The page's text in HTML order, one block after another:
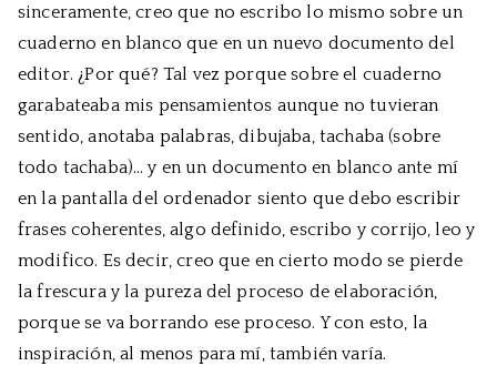
sinceramente, creo que no escribo lo mismo sobre un
cuaderno en blanco que en un nuevo documento del
editor. ¿Por qué? Tal vez porque sobre el cuaderno
garabateaba mis pensamientos aunque no tuvieran
sentido, anotaba palabras, dibujaba, tachaba (sobre
todo tachaba)… y en un documento en blanco ante mí
en la pantalla del ordenador siento que debo escribir
frases coherentes, algo definido, escribo y corrijo, leo y
modifico. Es decir, creo que en cierto modo se pierde
la frescura y la pureza del proceso de elaboración,
porque se va borrando ese proceso. Y con esto, la
inspiración, al menos para mí, también varía.